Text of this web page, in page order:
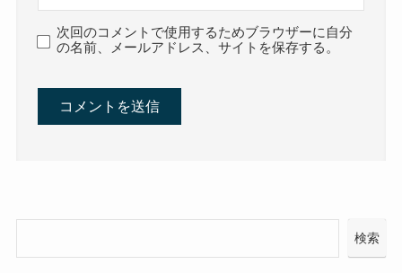
次回のコメントで使用するためブラウザーに自分
の名前、メールアドレス、サイトを保存する。
検索